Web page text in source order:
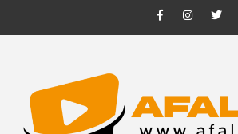
FacebookInstagramTwitter